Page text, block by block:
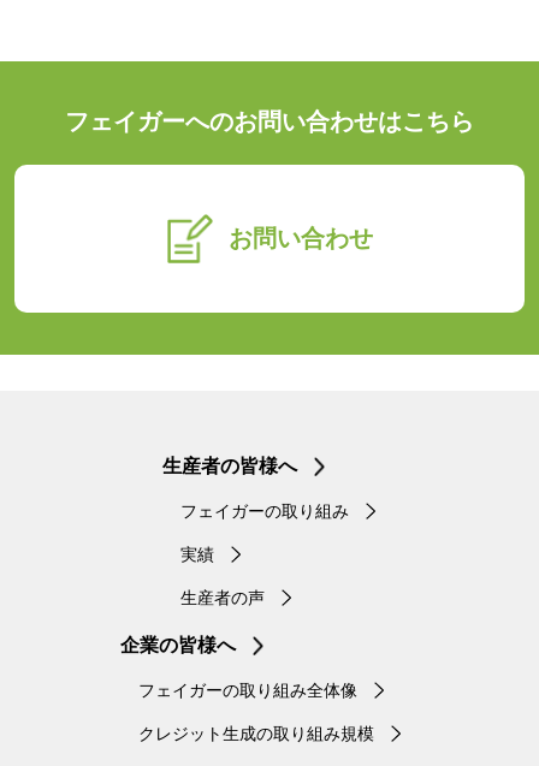
フェイガーへのお問い合わせはこちら
お問い合わせ
生産者の皆様へ
フェイガーの取り組み
実績
生産者の声
企業の皆様へ
フェイガーの取り組み全体像
クレジット生成の取り組み規模